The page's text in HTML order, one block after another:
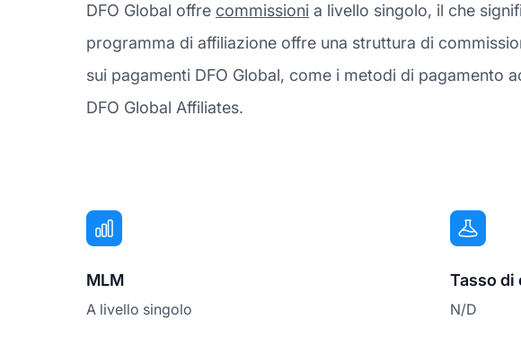
DFO Global offre commissioni a livello singolo, il che
programma di affiliazione offre una struttura di
sui pagamenti DFO Global, come i metodi di
DFO Global Affiliates.
MLM
A livello singolo
Tasso di
N/D